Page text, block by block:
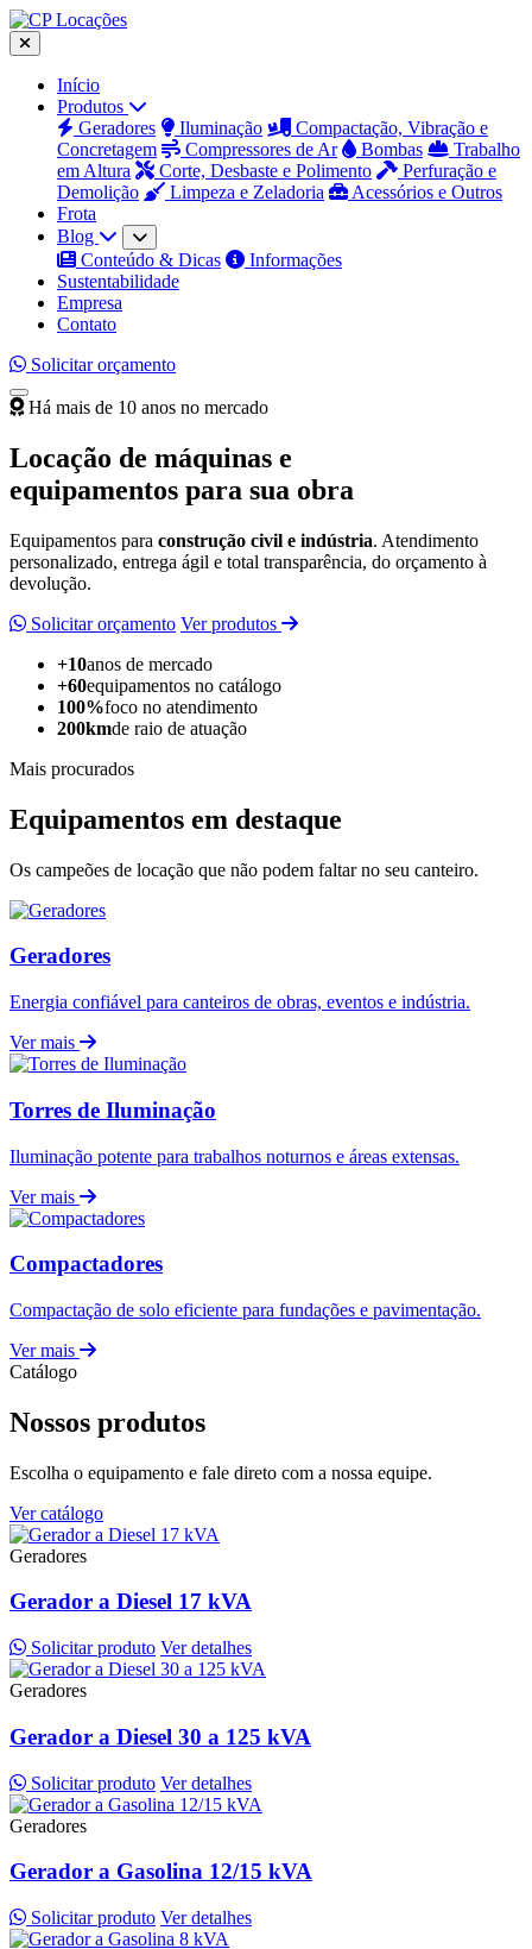
Início
Produtos
Geradores
Iluminação
Compactação, Vibração e
Concretagem
Compressores de Ar Bombas
Trabalho
em Altura
Corte, Desbaste e Polimento
Perfuração e
Demolição
Limpeza e Zeladoria
Acessórios e Outros
Frota
Blog
Conteúdo & Dicas
Informações
Sustentabilidade
Empresa
Contato
Solicitar orçamento
Há mais de 10 anos no mercado
Locação de máquinas e
equipamentos para sua obra
Equipamentos para construção civil e indústria. Atendimento
personalizado, entrega ágil e total transparência, do orçamento à
devolução.
Solicitar orçamento Ver produtos
+10anos de mercado
+60equipamentos no catálogo
100%foco no atendimento
200kmde raio de atuação
Mais procurados
Equipamentos em destaque
Os campeões de locação que não podem faltar no seu canteiro.
Geradores
Energia confiável para canteiros de obras, eventos e indústria.
Ver mais
Torres de Iluminação
Iluminação potente para trabalhos noturnos e áreas extensas.
Ver mais
Compactadores
Compactação de solo eficiente para fundações e pavimentação.
Ver mais
Catálogo
Nossos produtos
Escolha o equipamento e fale direto com a nossa equipe.
Ver catálogo
Geradores
Gerador a Diesel 17 kVA
Solicitar produto Ver detalhes
Geradores
Gerador a Diesel 30 a 125 kVA
Solicitar produto Ver detalhes
Geradores
Gerador a Gasolina 12/15 kVA
Solicitar produto Ver detalhes